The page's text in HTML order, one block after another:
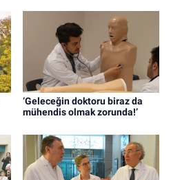
‘Geleceğin doktoru biraz da
mühendis olmak zorunda!’